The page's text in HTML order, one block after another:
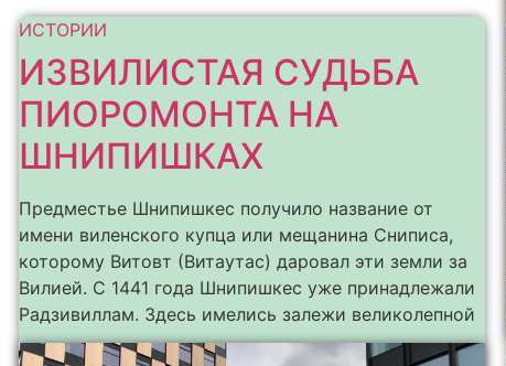
ИСТОРИИ
ИЗВИЛИСТАЯ СУДЬБА
ПИОРОМОНТА НА
ШНИПИШКАХ
Предместье Шнипишкес получило название от
имени виленского купца или мещанина Сниписа,
которому Витовт (Витаутас) даровал эти земли за
Вилией. С 1441 года Шнипишкес уже принадлежали
Радзивиллам. Здесь имелись залежи великолепной